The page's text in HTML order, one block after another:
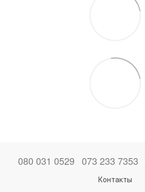
080 031 0529 073 233 7353
Контакты